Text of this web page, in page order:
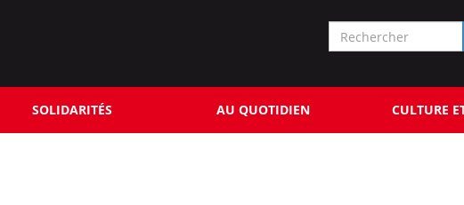
Formulaire
recherche
SOLIDARITÉS AU QUOTIDIEN CULTURE